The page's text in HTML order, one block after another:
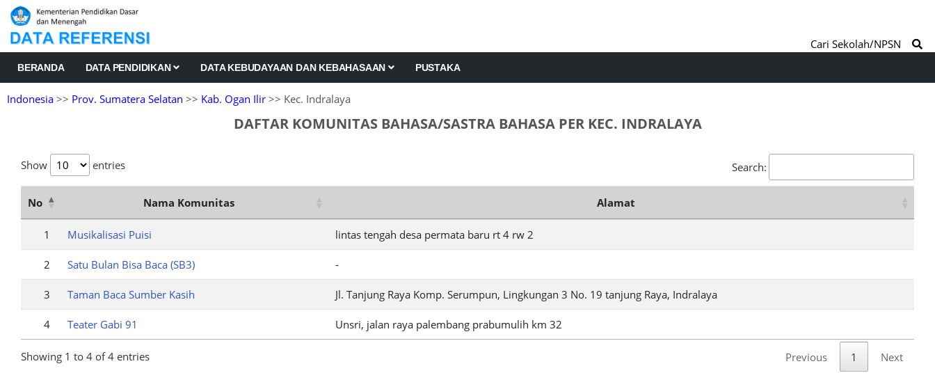
BERANDA DATA PENDIDIKAN DATA KEBUDAYAAN DAN KEBAHASAAN PUSTAKA
Cari Sekolah/NPSN
Indonesia >> Prov. Sumatera Selatan >> Kab. Ogan Ilir >> Kec. Indralaya
DAFTAR KOMUNITAS BAHASA/SASTRA BAHASA PER KEC. INDRALAYA
Show entries Search:
No Nama Komunitas Alamat
1 Musikalisasi Puisi lintas tengah desa permata baru rt 4 rw 2
2 Satu Bulan Bisa Baca (SB3) -
3 Taman Baca Sumber Kasih Jl. Tanjung Raya Komp. Serumpun, Lingkungan 3 No. 19 tanjung Raya, Indralaya
4 Teater Gabi 91 Unsri, jalan raya palembang prabumulih km 32
Showing 1 to 4 of 4 entries Previous 1 Next